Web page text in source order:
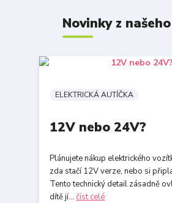
Novinky z
ELEKTRICKÁ AUTÍČKA
12V nebo 24V?
Plánujete nákup elektrického
zda stačí 12V verze, nebo si
Tento technický detail zásadně
dítě jí...číst celé